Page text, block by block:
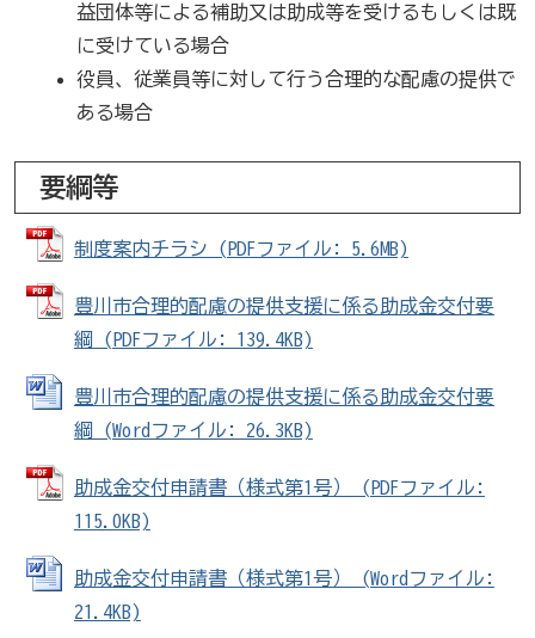
益団体等による補助又は助成等を受けるもしくは既
に受けている場合
役員、従業員等に対して行う合理的な配慮の提供で
ある場合
要綱等
制度案内チラシ (PDFファイル: 5.6MB)
豊川市合理的配慮の提供支援に係る助成金交付要
綱 (PDFファイル: 139.4KB)
豊川市合理的配慮の提供支援に係る助成金交付要
綱 (Wordファイル: 26.3KB)
助成金交付申請書（様式第1号） (PDFファイル:
115.0KB)
助成金交付申請書（様式第1号） (Wordファイル:
21.4KB)